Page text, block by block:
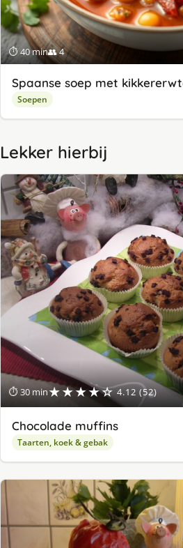
⏱ 40 min👥 4
Spaanse soep met
Soepen
Lekker hierbij
⏱ 30 min★★★★☆ 4.12 (52)
Chocolade muffins
Taarten, koek & gebak